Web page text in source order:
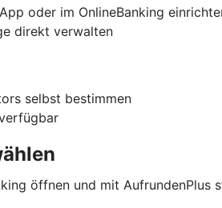
oder im OnlineBanking
direkt verwalten
selbst bestimmen
öffnen und mit AufrundenPlus